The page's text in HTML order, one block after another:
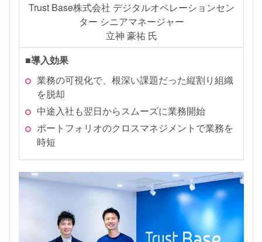
Trust Base株式会社 デジタルオペレーションセン
ター シニアマネージャー
立神 豪祐 氏
■導入効果
業務の可視化で、根深い課題だった縦割り組織
を脱却
中途入社も翌日からスムーズに業務開始
ポートフォリオのクロスマネジメントで業務を
時短